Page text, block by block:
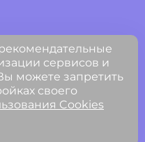
области
образования»
сервисов и
можете запретить
своего
Cookies